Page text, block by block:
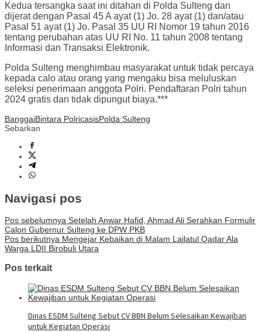
Kedua tersangka saat ini ditahan di Polda Sulteng dan
dijerat dengan Pasal 45 A ayat (1) Jo. 28 ayat (1) dan/atau
Pasal 51 ayat (1) Jo. Pasal 35 UU RI Nomor 19 tahun 2016
tentang perubahan atas UU RI No. 11 tahun 2008 tentang
Informasi dan Transaksi Elektronik.
Polda Sulteng menghimbau masyarakat untuk tidak percaya
kepada calo atau orang yang mengaku bisa meluluskan
seleksi penerimaan anggota Polri. Pendaftaran Polri tahun
2024 gratis dan tidak dipungut biaya.***
BanggaiBintara PolricasisPolda Sulteng
Sebarkan
Navigasi pos
Pos sebelumnya Setelah Anwar Hafid, Ahmad Ali Serahkan Formulir
Calon Gubernur Sulteng ke DPW PKB
Pos berikutnya Mengejar Kebaikan di Malam Lailatul Qadar Ala
Warga LDII Birobuli Utara
Pos terkait
Dinas ESDM Sulteng Sebut CV BBN Belum Selesaikan Kewajiban
untuk Kegiatan Operasi